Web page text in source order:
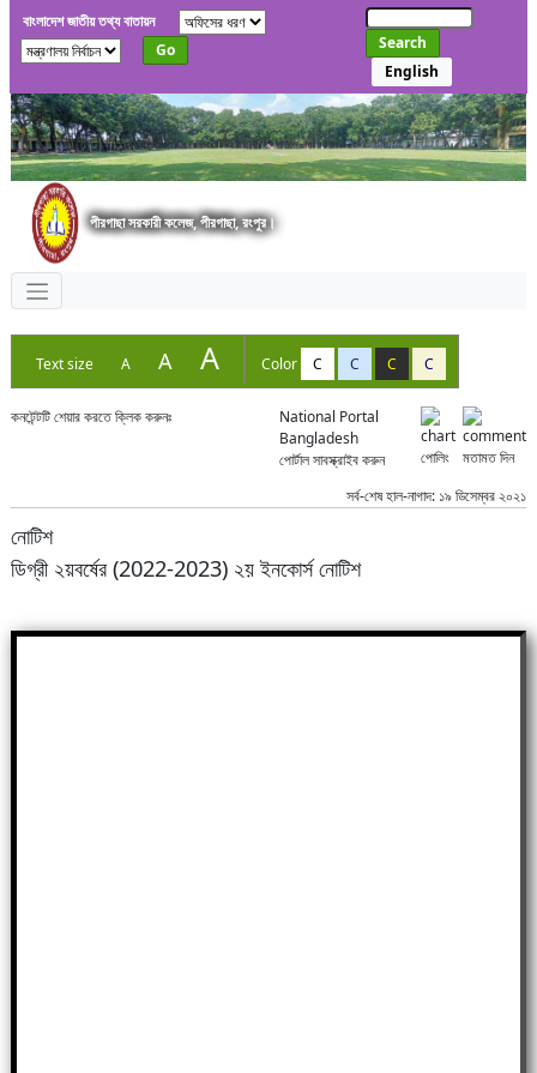
বাংলাদেশ জাতীয় তথ্য বাতায়ন
Go
Search
English
পীরগাছা সরকারী কলেজ, পীরগাছা, রংপুর।
Text size A A A Color C C C C
কনটেন্টটি শেয়ার করতে ক্লিক করুনঃ
National Portal
Bangladesh
পোর্টাল সাবস্ক্রাইব করুন
পোলিং
মতামত দিন
সর্ব-শেষ হাল-নাগাদ: ১৯ ডিসেম্বর ২০২১
নোটিশ
ডিগ্রী ২য়বর্ষের (2022-2023) ২য় ইনকোর্স নোটিশ